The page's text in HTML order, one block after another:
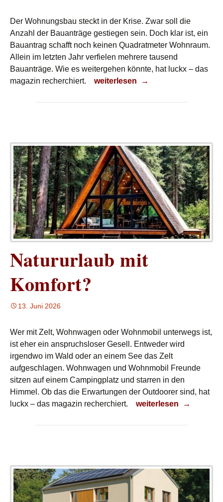
Der Wohnungsbau steckt in der Krise. Zwar soll die
Anzahl der Bauanträge gestiegen sein. Doch klar ist, ein
Bauantrag schafft noch keinen Quadratmeter Wohnraum.
Allein im letzten Jahr verfielen mehrere tausend
Bauanträge. Wie es weitergehen könnte, hat luckx – das
magazin recherchiert.
Wandel im Wohnungsbau und
weiterlesen →
Natururlaub mit
Komfort?
13. Juni 2026
Wer mit Zelt, Wohnwagen oder Wohnmobil unterwegs ist,
ist eher ein anspruchsloser Gesell. Entweder wird
irgendwo im Wald oder an einem See das Zelt
aufgeschlagen. Wohnwagen und Wohnmobil Freunde
sitzen auf einem Campingplatz und starren in den
Himmel. Ob das die Erwartungen der Outdoorer sind, hat
luckx – das magazin recherchiert.
Natururlaub mit
weiterlesen →